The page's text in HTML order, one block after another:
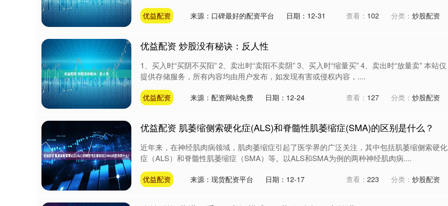
优益配资 来源：口碑最好的配资平台 日期：12-31 查看： 102 分类： 炒股配资
优益配资 炒股没有秘诀：反人性
1、买入时“买阴不买阳” 2、卖出时“卖阳不卖阴” 3、买入时“缩量买” 4、卖出时“放量卖” 本站仅
提供存储服务，所有内容均由用户发布，如发现有害或侵权内容，....
优益配资 来源：配资网站免费 日期：12-24 查看： 127 分类： 炒股配资
优益配资 肌萎缩侧索硬化症(ALS)和脊髓性肌萎缩症(SMA)的区别是什么？
近年来，在神经肌肉病领域，肌肉萎缩症引起了医学界的广泛关注，其中包括肌萎缩侧索硬化
症（ALS）和脊髓性肌萎缩症（SMA）等。以ALS和SMA为例的两种神经肌肉病....
优益配资 来源：现货配资平台 日期：12-17 查看： 223 分类： 炒股配资